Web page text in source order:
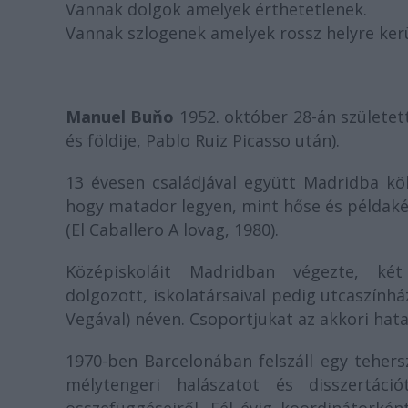
Vannak dolgok amelyek érthetetlenek.
Vannak szlogenek amelyek rossz helyre
Manuel Buňo 1952. október 28-án
és földije, Pablo Ruiz Picasso után).
13 évesen családjával együtt Madridba
hogy matador legyen, mint hőse és
(El Caballero A lovag, 1980).
Középiskoláit Madridban végezte,
dolgozott, iskolatársaival pedig
Vegával) néven. Csoportjukat az akkori
1970-ben Barcelonában felszáll egy
mélytengeri halászatot és